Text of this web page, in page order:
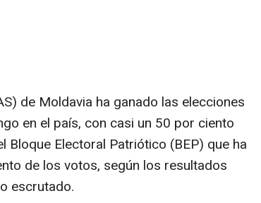
de Moldavia ha ganado las elecciones
en el país, con casi un 50 por ciento
Bloque Electoral Patriótico (BEP) que ha
de los votos, según los resultados
escrutado.